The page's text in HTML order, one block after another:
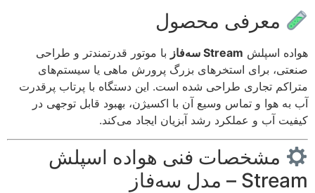
معرفی محصول
هواده اسپلش Stream سه‌فاز
با موتور قدرتمندتر و طراحی
صنعتی، برای استخرهای بزرگ پرورش ماهی یا سیستم‌های
متراکم تجاری طراحی شده است. این دستگاه با پرتاب پرقدرت
آب به هوا و تماس وسیع آن با اکسیژن، بهبود قابل توجهی در
کیفیت آب و عملکرد رشد آبزیان ایجاد می‌کند.
مشخصات فنی هواده اسپلش
Stream – مدل سه‌فاز